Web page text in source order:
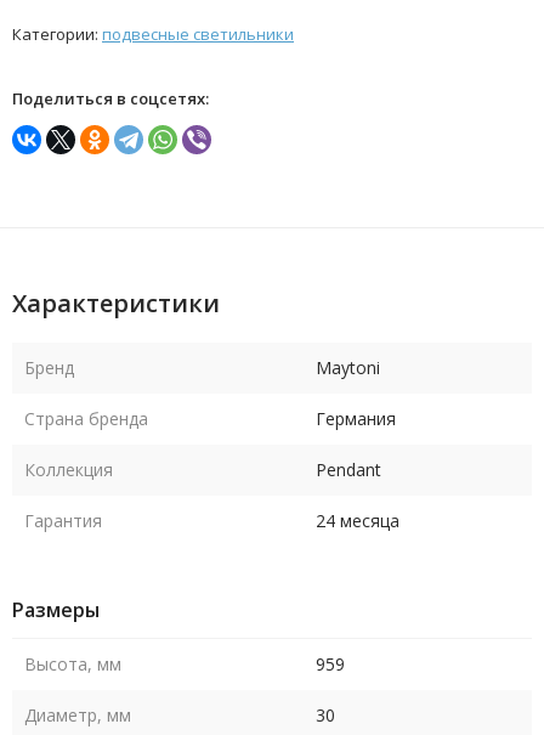
Категории: подвесные светильники
Поделиться в соцсетях:
Характеристики
Бренд Maytoni
Страна бренда Германия
Коллекция Pendant
Гарантия 24 месяца
Размеры
Высота, мм 959
Диаметр, мм 30